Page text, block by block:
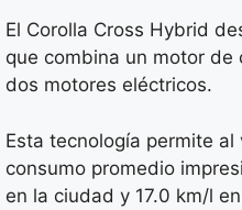
El Corolla Cross Hybrid
que combina un motor de
dos motores eléctricos.
Esta tecnología permite al
consumo promedio
en la ciudad y 17.0 km/l